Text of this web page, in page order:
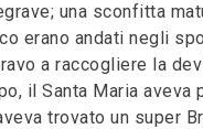
una sconfitta
erano andati negli
a raccogliere la
il Santa Maria
trovato un super